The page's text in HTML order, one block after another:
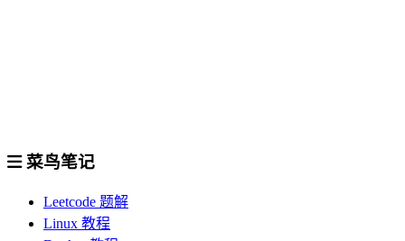
菜鸟笔记
Leetcode 题解
Linux 教程